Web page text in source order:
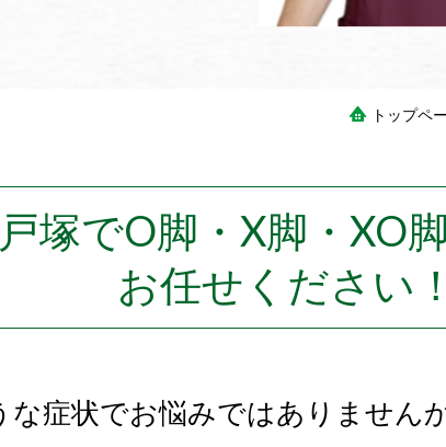
トップペ
塚でO脚・X脚・XO
お任せください！
な症状でお悩みではありません